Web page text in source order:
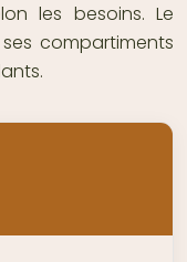
les besoins. Le
compartiments